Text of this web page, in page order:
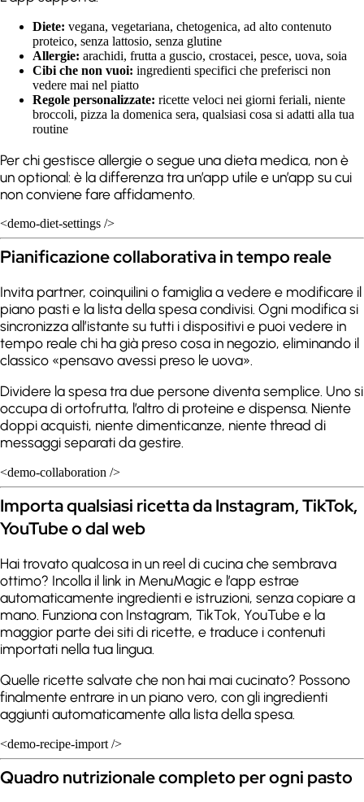
Diete: vegana, vegetariana, chetogenica, ad alto contenuto
proteico, senza lattosio, senza glutine
Allergie: arachidi, frutta a guscio, crostacei, pesce, uova, soia
Cibi che non vuoi: ingredienti specifici che preferisci non
vedere mai nel piatto
Regole personalizzate: ricette veloci nei giorni feriali, niente
broccoli, pizza la domenica sera, qualsiasi cosa si adatti alla tua
routine
Per chi gestisce allergie o segue una dieta medica, non è
un optional: è la differenza tra un’app utile e un’app su cui
non conviene fare affidamento.
<demo-diet-settings />
Pianificazione collaborativa in tempo reale
Invita partner, coinquilini o famiglia a vedere e modificare il
piano pasti e la lista della spesa condivisi. Ogni modifica si
sincronizza all’istante su tutti i dispositivi e puoi vedere in
tempo reale chi ha già preso cosa in negozio, eliminando il
classico «pensavo avessi preso le uova».
Dividere la spesa tra due persone diventa semplice. Uno si
occupa di ortofrutta, l’altro di proteine e dispensa. Niente
doppi acquisti, niente dimenticanze, niente thread di
messaggi separati da gestire.
<demo-collaboration />
Importa qualsiasi ricetta da Instagram, TikTok,
YouTube o dal web
Hai trovato qualcosa in un reel di cucina che sembrava
ottimo? Incolla il link in MenuMagic e l’app estrae
automaticamente ingredienti e istruzioni, senza copiare a
mano. Funziona con Instagram, TikTok, YouTube e la
maggior parte dei siti di ricette, e traduce i contenuti
importati nella tua lingua.
Quelle ricette salvate che non hai mai cucinato? Possono
finalmente entrare in un piano vero, con gli ingredienti
aggiunti automaticamente alla lista della spesa.
<demo-recipe-import />
Quadro nutrizionale completo per ogni pasto